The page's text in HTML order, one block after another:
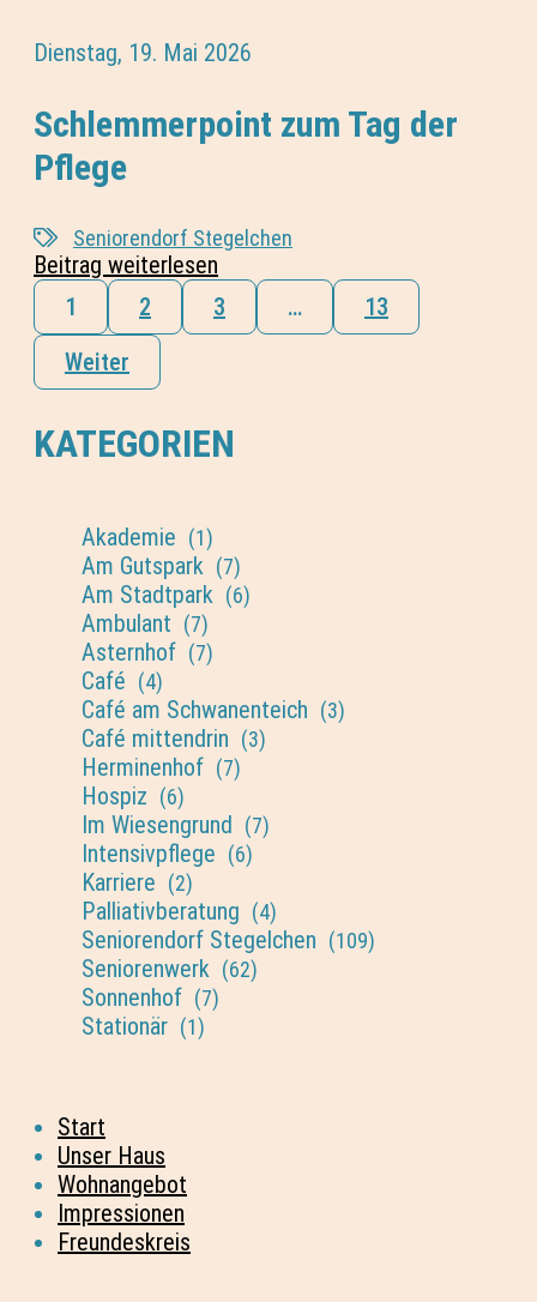
Dienstag, 19. Mai 2026
Schlemmerpoint zum Tag der
Pflege
Seniorendorf Stegelchen
Beitrag weiterlesen
1
2 3 …
13
Weiter
KATEGORIEN
Akademie (1)
Am Gutspark (7)
Am Stadtpark (6)
Ambulant (7)
Asternhof (7)
Café (4)
Café am Schwanenteich (3)
Café mittendrin (3)
Herminenhof (7)
Hospiz (6)
Im Wiesengrund (7)
Intensivpflege (6)
Karriere (2)
Palliativberatung (4)
Seniorendorf Stegelchen (109)
Seniorenwerk (62)
Sonnenhof (7)
Stationär (1)
Start
Unser Haus
Wohnangebot
Impressionen
Freundeskreis